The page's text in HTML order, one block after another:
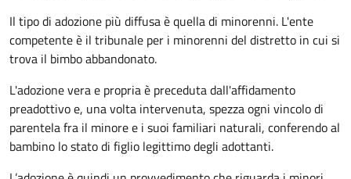
Il tipo di adozione più diffusa è quella di minorenni. L'ente
competente è il tribunale per i minorenni del distretto in cui si
trova il bimbo abbandonato.
L'adozione vera e propria è preceduta dall'affidamento
preadottivo e, una volta intervenuta, spezza ogni vincolo di
parentela fra il minore e i suoi familiari naturali, conferendo al
bambino lo stato di figlio legittimo degli adottanti.